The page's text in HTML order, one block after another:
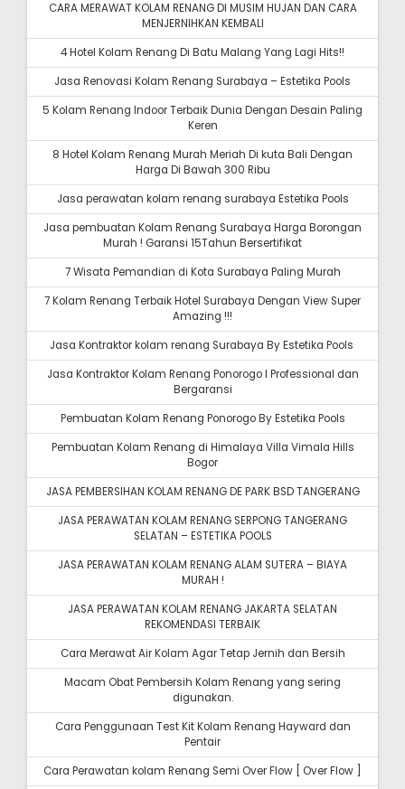
CARA MERAWAT KOLAM RENANG DI MUSIM HUJAN DAN CARA
MENJERNIHKAN KEMBALI
4 Hotel Kolam Renang Di Batu Malang Yang Lagi Hits!!
Jasa Renovasi Kolam Renang Surabaya – Estetika Pools
5 Kolam Renang Indoor Terbaik Dunia Dengan Desain Paling
Keren
8 Hotel Kolam Renang Murah Meriah Di kuta Bali Dengan
Harga Di Bawah 300 Ribu
Jasa perawatan kolam renang surabaya Estetika Pools
Jasa pembuatan Kolam Renang Surabaya Harga Borongan
Murah ! Garansi 15Tahun Bersertifikat
7 Wisata Pemandian di Kota Surabaya Paling Murah
7 Kolam Renang Terbaik Hotel Surabaya Dengan View Super
Amazing !!!
Jasa Kontraktor kolam renang Surabaya By Estetika Pools
Jasa Kontraktor Kolam Renang Ponorogo I Professional dan
Bergaransi
Pembuatan Kolam Renang Ponorogo By Estetika Pools
Pembuatan Kolam Renang di Himalaya Villa Vimala Hills
Bogor
JASA PEMBERSIHAN KOLAM RENANG DE PARK BSD TANGERANG
JASA PERAWATAN KOLAM RENANG SERPONG TANGERANG
SELATAN – ESTETIKA POOLS
JASA PERAWATAN KOLAM RENANG ALAM SUTERA – BIAYA
MURAH !
JASA PERAWATAN KOLAM RENANG JAKARTA SELATAN
REKOMENDASI TERBAIK
Cara Merawat Air Kolam Agar Tetap Jernih dan Bersih
Macam Obat Pembersih Kolam Renang yang sering
digunakan.
Cara Penggunaan Test Kit Kolam Renang Hayward dan
Pentair
Cara Perawatan kolam Renang Semi Over Flow [ Over Flow ]